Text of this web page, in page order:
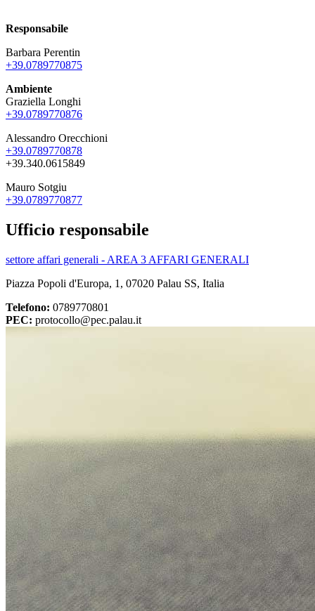
Responsabile
Barbara Perentin
+39.0789770875
Ambiente
Graziella Longhi
+39.0789770876
Alessandro Orecchioni
+39.0789770878
+39.340.0615849
Mauro Sotgiu
+39.0789770877
Ufficio responsabile
settore affari generali - AREA 3 AFFARI GENERALI
Piazza Popoli d'Europa, 1, 07020 Palau SS, Italia
Telefono: 0789770801
PEC: protocollo@pec.palau.it